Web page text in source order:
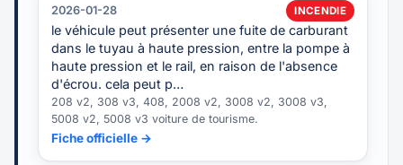
2026-01-28 INCENDIE
le véhicule peut présenter une fuite de carburant
dans le tuyau à haute pression, entre la pompe à
haute pression et le rail, en raison de l'absence
d'écrou. cela peut p…
208 v2, 308 v3, 408, 2008 v2, 3008 v2, 3008 v3,
5008 v2, 5008 v3 voiture de tourisme.
Fiche officielle →